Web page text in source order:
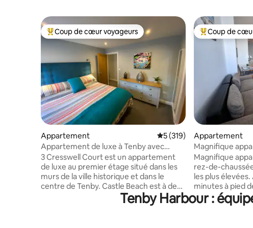
Coups de cœur voyageurs les plus appréciés
Coup de cœur voyageurs
Appartement Évaluation moyenne sur la
5 (319)
Appartement de luxe à Tenby avec
parking
3 Cresswell Court est un appartement
de luxe au premier étage situé dans les
murs de la ville historique et dans le
centre de Tenby. Castle Beach est à deux
pas et a été élue plage de l'année 2019
par le Sunday Times. L'appartement
Coups de cœur
Coup de
Appartement
Magnifique
chaussée au
Magnifique
rez-de-
les plus
minutes à pied
North Beach et
centre-ville de Tenby.
Tenby Harbour :